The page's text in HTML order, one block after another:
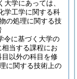
大学にあっては、
学工学に関する科
の処理に関する技
令に基づく大学の
当する課程にお
以外の科目を修
に関する技術上の